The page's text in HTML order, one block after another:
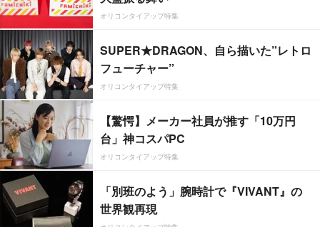
オリコンタイアップ特集
SUPER★DRAGON、自ら描いた”レトロ
フューチャー”
オリコンタイアップ特集
【驚愕】メーカー社員が推す「10万円
台」神コスパPC
オリコンタイアップ特集
「別班のよう」腕時計で『VIVANT』の
世界観再現